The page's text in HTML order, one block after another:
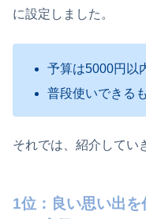
に設定しました。
予算は5000円以
普段使いできる
それでは、紹介してい
1位：良い思い出を